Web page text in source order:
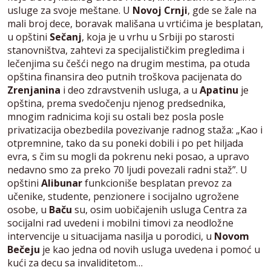
usluge za svoje meštane. U Novoj Crnji, gde se žale na
mali broj dece, boravak mališana u vrtićima je besplatan,
u opštini Sečanj, koja je u vrhu u Srbiji po starosti
stanovništva, zahtevi za specijalističkim pregledima i
lečenjima su češći nego na drugim mestima, pa otuda
opština finansira deo putnih troškova pacijenata do
Zrenjanina i deo zdravstvenih usluga, a u Apatinu je
opština, prema svedočenju njenog predsednika,
mnogim radnicima koji su ostali bez posla posle
privatizacija obezbedila povezivanje radnog staža: „Kao i
otpremnine, tako da su poneki dobili i po pet hiljada
evra, s čim su mogli da pokrenu neki posao, a upravo
nedavno smo za preko 70 ljudi povezali radni staž”. U
opštini Alibunarfunkcioniše besplatan prevoz za
učenike, studente, penzionere i socijalno ugrožene
osobe, u Baču su, osim uobičajenih usluga Centra za
socijalni rad uvedeni i mobilni timovi za neodložne
intervencije u situacijama nasilja u porodici, u Novom
Bečeju je kao jedna od novih usluga uvedena i pomoć u
kući za decu sa invaliditetom…